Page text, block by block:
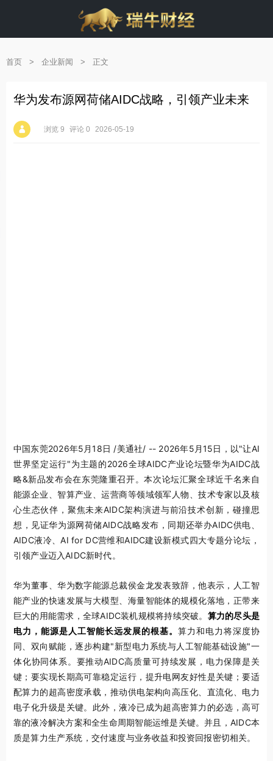
首页 > 企业新闻 > 正文
华为发布源网荷储AIDC战略，引领产业未来
浏览 9 评论 0 2026-05-19
中国东莞2026年5月18日 /美通社/ -- 2026年5月15日， 以"让AI
世界坚定运行"为主题的2026全球AIDC产业论坛暨华为AIDC战
略&新品发布会在东莞隆重召开。本次论坛汇聚全球近千名来自
能源企业、智算产业、运营商等领域领军人物、技术专家以及核
心生态伙伴，聚焦未来AIDC架构演进与前沿技术创新，碰撞思
想，见证华为源网荷储AIDC战略发布，同期还举办AIDC供电、
AIDC液冷、AI for DC营维和AIDC建设新模式四大专题分论坛，
引领产业迈入AIDC新时代。
华为董事、华为数字能源总裁侯金龙发表致辞，他表示，人工智
能产业的快速发展与大模型、海量智能体的规模化落地，正带来
巨大的用能需求，全球AIDC装机规模将持续突破。 算力的尽头是
电力，能源是人工智能长远发展的根基。 算力和电力将深度协
同、双向赋能，逐步构建"新型电力系统与人工智能基础设施"一
体化协同体系。要推动AIDC高质量可持续发展，电力保障是关
键；要实现长期高可靠稳定运行，提升电网友好性是关键；要适
配算力的超高密度承载，推动供电架构向高压化、直流化、电力
电子化升级是关键。此外，液冷已成为超高密算力的必选，高可
靠的液冷解决方案和全生命周期智能运维是关键。并且，AIDC本
质是算力生产系统，交付速度与业务收益和投资回报密切相关。